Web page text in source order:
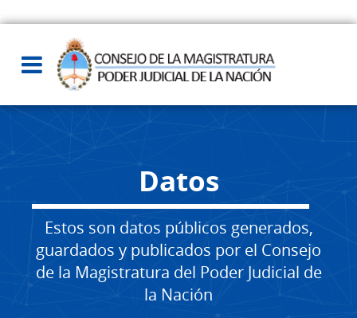
Datos
Estos son datos públicos generados,
guardados y publicados por el Consejo
de la Magistratura del Poder Judicial de
la Nación